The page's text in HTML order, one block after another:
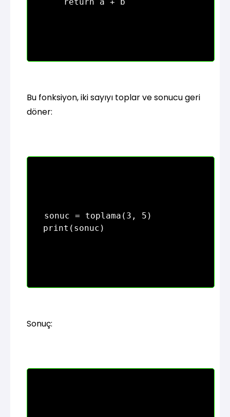
Bu fonksiyon, iki sayıyı toplar ve sonucu geri
döner:
sonuc = toplama(3, 5)
Sonuç: